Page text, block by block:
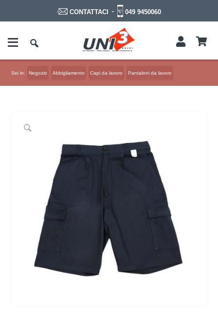
CONTATTACI - 049 9450060
Sei in: Negozio Abbigliamento Capi da lavoro Pantaloni da lavoro